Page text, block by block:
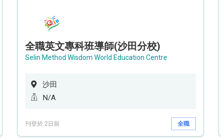
全職英文專科班導師(沙田分校)
Selin Method Wisdom World Education Centre
沙田
N/A
刊登於 2日前 全職